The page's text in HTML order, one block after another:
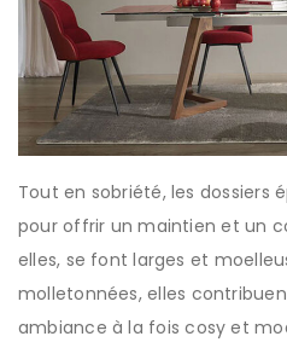
Tout en sobriété, les dossiers
pour offrir un maintien et un
elles, se font larges et
molletonnées, elles
ambiance à la fois cosy et